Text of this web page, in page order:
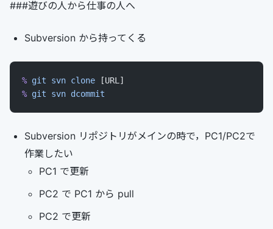
###遊びの人から仕事の人へ
Subversion から持ってくる
% git svn clone [URL]
% git svn dcommit
Subversion リポジトリがメインの時で，PC1/PC2で
作業したい
PC1 で更新
PC2 で PC1 から pull
PC2 で更新